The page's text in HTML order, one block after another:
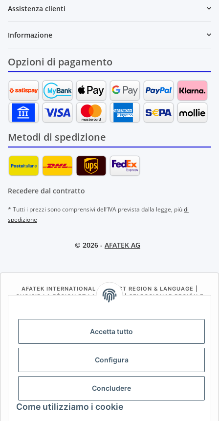
Accetta tutto
Configura
Concludere
Come utilizziamo i cookie
Assistenza clienti
Informazione
Opzioni di pagamento
Metodi di spedizione
Recedere dal contratto
* Tutti i prezzi sono comprensivi dell’IVA prevista dalla legge, piùdi
spedizione
© 2026 - AFATEK AG
AFATEK INTERNATIONAL – SELECT REGION & LANGUAGE |
CHOISIR LA RÉGION ET LA LANGUE | SELECCIONAR REGIÓN E
IDIOMA
ES
UK NZ USA MX PT
CZ
RO